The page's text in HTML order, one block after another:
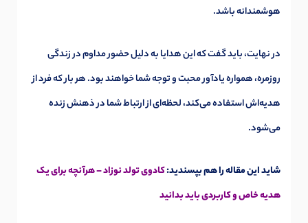
هوشمندانه باشد.
در نهایت، باید گفت که این هدایا به دلیل حضور مداوم در زندگی
روزمره، همواره یادآور محبت و توجه شما خواهند بود. هر بار که فرد از
هدیه‌اش استفاده می‌کند، لحظه‌ای از ارتباط شما در ذهنش زنده
می‌شود.
شاید این مقاله را هم بپسندید:کادوی تولد نوزاد – هرآنچه برای یک
هدیه خاص و کاربردی باید بدانید